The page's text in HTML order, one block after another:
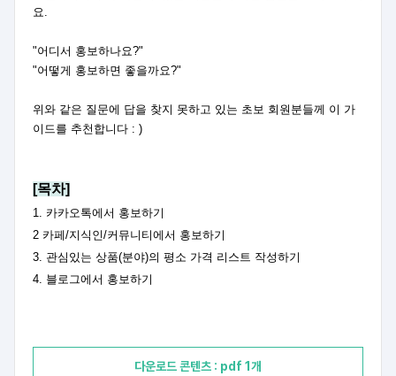
요.
"어디서 홍보하나요?"
"어떻게 홍보하면 좋을까요?"
위와 같은 질문에 답을 찾지 못하고 있는 초보 회원분들께 이 가
이드를 추천합니다 : )
[목차]
1. 카카오톡에서 홍보하기
2 카페/지식인/커뮤니티에서 홍보하기
3. 관심있는 상품(분야)의 평소 가격 리스트 작성하기
4. 블로그에서 홍보하기
다운로드 콘텐츠 : pdf 1개